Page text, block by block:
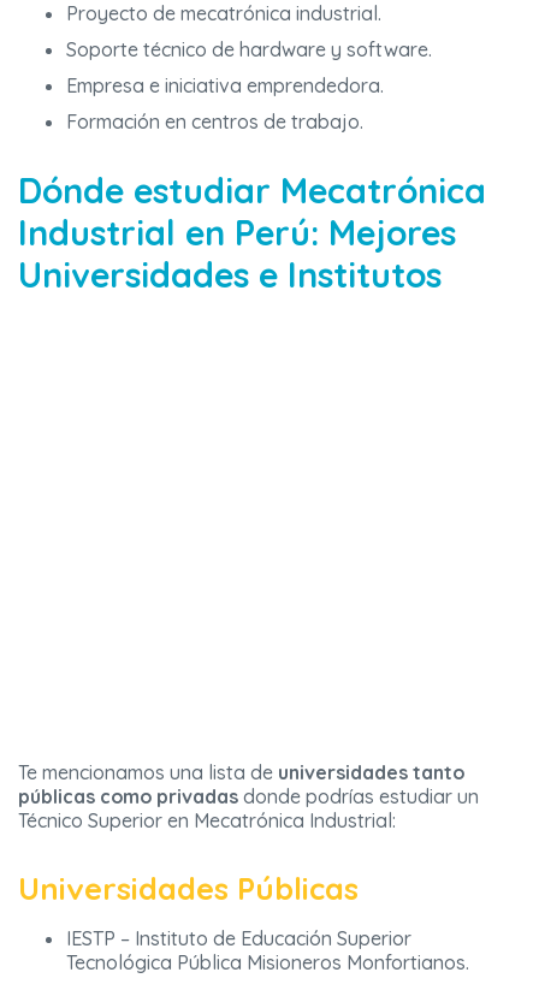
Proyecto de mecatrónica industrial.
Soporte técnico de hardware y software.
Empresa e iniciativa emprendedora.
Formación en centros de trabajo.
Dónde estudiar Mecatrónica
Industrial en Perú: Mejores
Universidades e Institutos
Te mencionamos una lista de universidades tanto
públicas como privadas donde podrías estudiar un
Técnico Superior en Mecatrónica Industrial:
Universidades Públicas
IESTP – Instituto de Educación Superior
Tecnológica Pública Misioneros Monfortianos.